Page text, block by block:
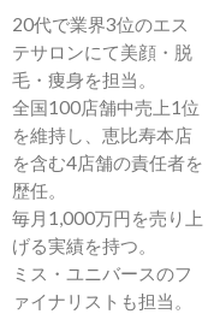
20代で業界3位のエス
テサロンにて美顔・脱
毛・痩身を担当。
全国100店舗中売上1位
を維持し、恵比寿本店
を含む4店舗の責任者を
歴任。
毎月1,000万円を売り上
げる実績を持つ。
ミス・ユニバースのフ
ァイナリストも担当。